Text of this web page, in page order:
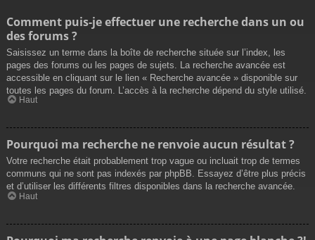
Comment puis-je effectuer une recherche dans un ou
des forums ?
Saisissez un terme dans la boîte de recherche située sur l’index, les
pages des forums ou les pages de sujets. La recherche avancée est
accessible en cliquant sur le lien « Recherche avancée » disponible sur
toutes les pages du forum. L’accès à la recherche dépend du style utilisé.
Haut
Pourquoi ma recherche ne renvoie aucun résultat ?
Votre recherche était probablement trop vague ou incluait trop de termes
communs qui ne sont pas indexés par phpBB. Essayez d’être plus précis
et d’utiliser les différents filtres disponibles dans la recherche avancée.
Haut